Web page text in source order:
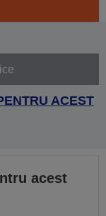
ACEST
acest